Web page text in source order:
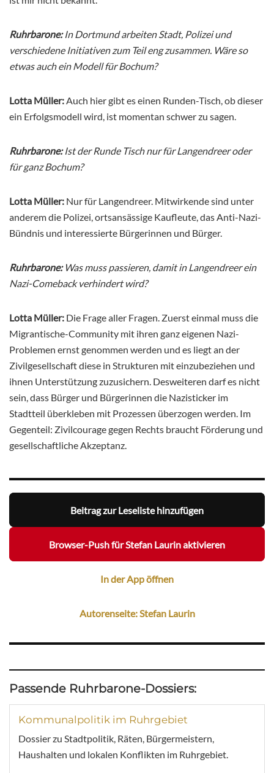
Ruhrbarone:In Dortmund arbeiten Stadt, Polizei und
verschiedene Initiativen zum Teil eng zusammen. Wäre so
etwas auch ein Modell für Bochum?
Lotta Müller:Auch hier gibt es einen Runden-Tisch, ob dieser
ein Erfolgsmodell wird, ist momentan schwer zu sagen.
Ruhrbarone:Ist der Runde Tisch nur für Langendreer oder
für ganz Bochum?
Lotta Müller: Nur für Langendreer. Mitwirkende sind unter
anderem die Polizei, ortsansässige Kaufleute, das Anti-Nazi-
Bündnis und interessierte Bürgerinnen und Bürger.
Ruhrbarone: Was muss passieren, damit in Langendreer ein
Nazi-Comeback verhindert wird?
Lotta Müller: Die Frage aller Fragen. Zuerst einmal muss die
Migrantische-Community mit ihren ganz eigenen Nazi-
Problemen ernst genommen werden und es liegt an der
Zivilgesellschaft diese in Strukturen mit einzubeziehen und
ihnen Unterstützung zuzusichern. Desweiteren darf es nicht
sein, dass Bürger und Bürgerinnen die Nazisticker im
Stadtteil überkleben mit Prozessen überzogen werden. Im
Gegenteil: Zivilcourage gegen Rechts braucht Förderung und
gesellschaftliche Akzeptanz.
Beitrag zur Leseliste hinzufügen
Browser-Push für Stefan Laurin aktivieren
In der App öffnen
Autorenseite: Stefan Laurin
Passende Ruhrbarone-Dossiers:
Kommunalpolitik im Ruhrgebiet
Dossier zu Stadtpolitik, Räten, Bürgermeistern,
Haushalten und lokalen Konflikten im Ruhrgebiet.